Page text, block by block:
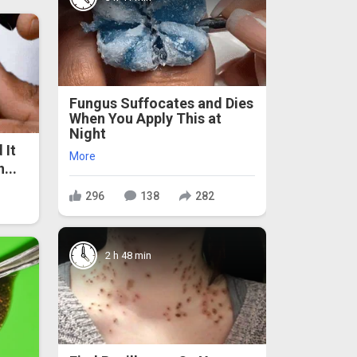
It
Fungus Suffocates and Dies
When You Apply This at
Night
More
296 138 282
2 h 48 min